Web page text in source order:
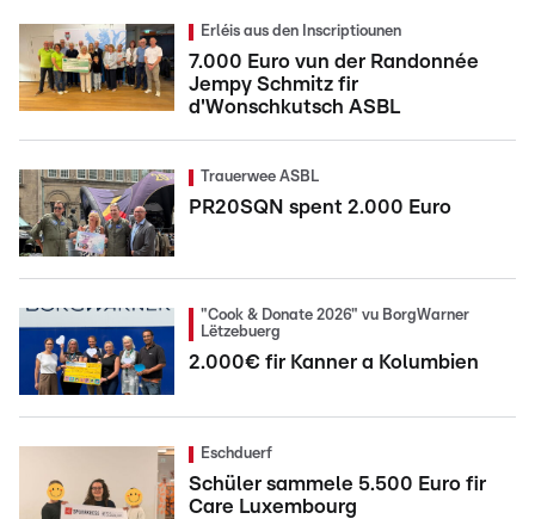
Erléis aus den Inscriptiounen
7.000 Euro vun der Randonnée
Jempy Schmitz fir
d'Wonschkutsch ASBL
Trauerwee ASBL
PR20SQN spent 2.000 Euro
"Cook & Donate 2026" vu BorgWarner
Lëtzebuerg
2.000€ fir Kanner a Kolumbien
Eschduerf
Schüler sammele 5.500 Euro fir
Care Luxembourg